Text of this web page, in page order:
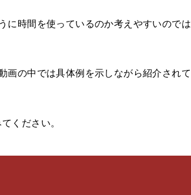
に時間を使っているのか考えやすいのでは
画の中では具体例を示しながら紹介されて
ください。